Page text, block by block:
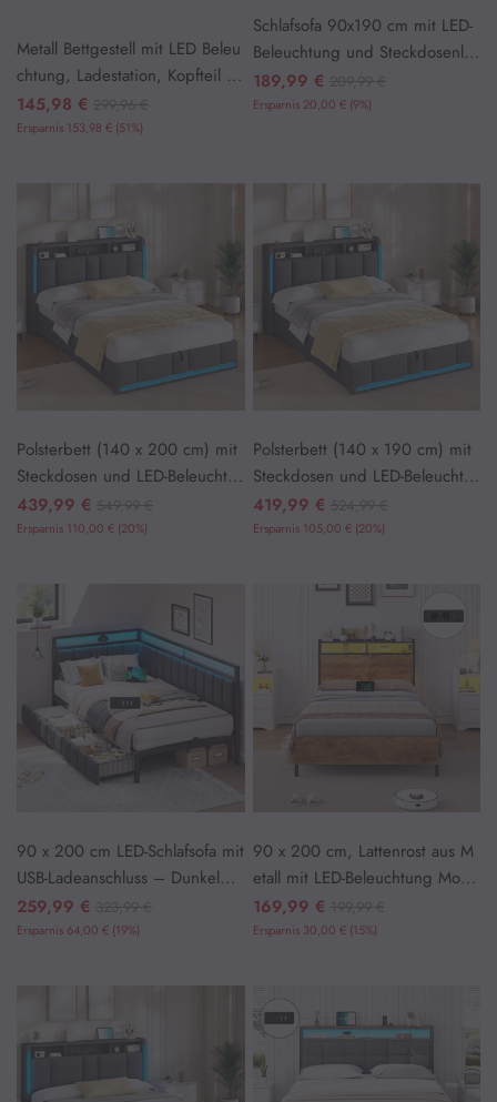
Metall Bettgestell mit LED Beleu
chtung, Ladestation, Kopfteil un
d Stauraum
145,98 €
Ersparnis 153,98 € (51%)
Schlafsofa 90x190 cm mit LED-
Beleuchtung und Steckdosenlei
ste Grau
189,99 €
Ersparnis 20,00 € (9%)
Polsterbett (140 x 200 cm) mit
Steckdosen und LED-Beleuchtu
ng Dunkelgraues
439,99 €
Ersparnis 110,00 € (20%)
Polsterbett (140 x 190 cm) mit
Steckdosen und LED-Beleuchtu
ng Dunkelgraues
419,99 €
Ersparnis 105,00 € (20%)
90 x 200 cm LED-Schlafsofa mit
USB-Ladeanschluss – Dunkelgra
u
259,99 €
Ersparnis 64,00 € (19%)
90 x 200 cm, Lattenrost aus M
etall mit LED-Beleuchtung Mode
rn Braun
169,99 €
Ersparnis 30,00 € (15%)